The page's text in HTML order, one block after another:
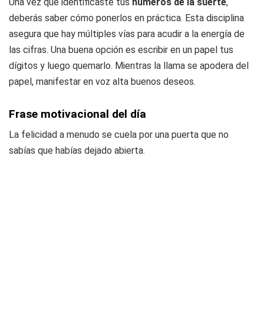
deberás saber cómo ponerlos en práctica. Esta disciplina
asegura que hay múltiples vías para acudir a la energía de
las cifras. Una buena opción es escribir en un papel tus
dígitos y luego quemarlo. Mientras la llama se apodera del
papel, manifestar en voz alta buenos deseos.
Frase motivacional del día
La felicidad a menudo se cuela por una puerta que no
sabías que habías dejado abierta.